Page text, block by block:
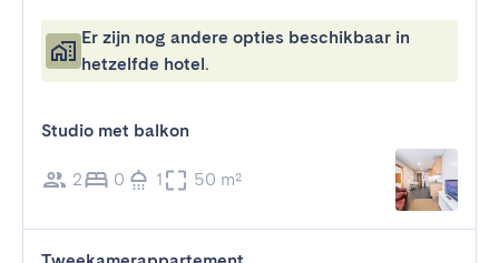
Er zijn nog andere opties beschikbaar in
hetzelfde hotel.
Studio met balkon
2 0 1 50 m²